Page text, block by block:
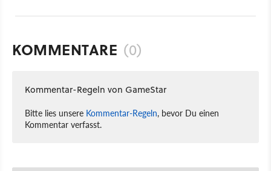
KOMMENTARE (0)
Kommentar-Regeln von GameStar
Bitte lies unsere Kommentar-Regeln, bevor Du einen
Kommentar verfasst.